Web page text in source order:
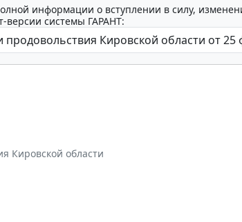
информации о вступлении в силу,
версии системы ГАРАНТ:
Кировской области